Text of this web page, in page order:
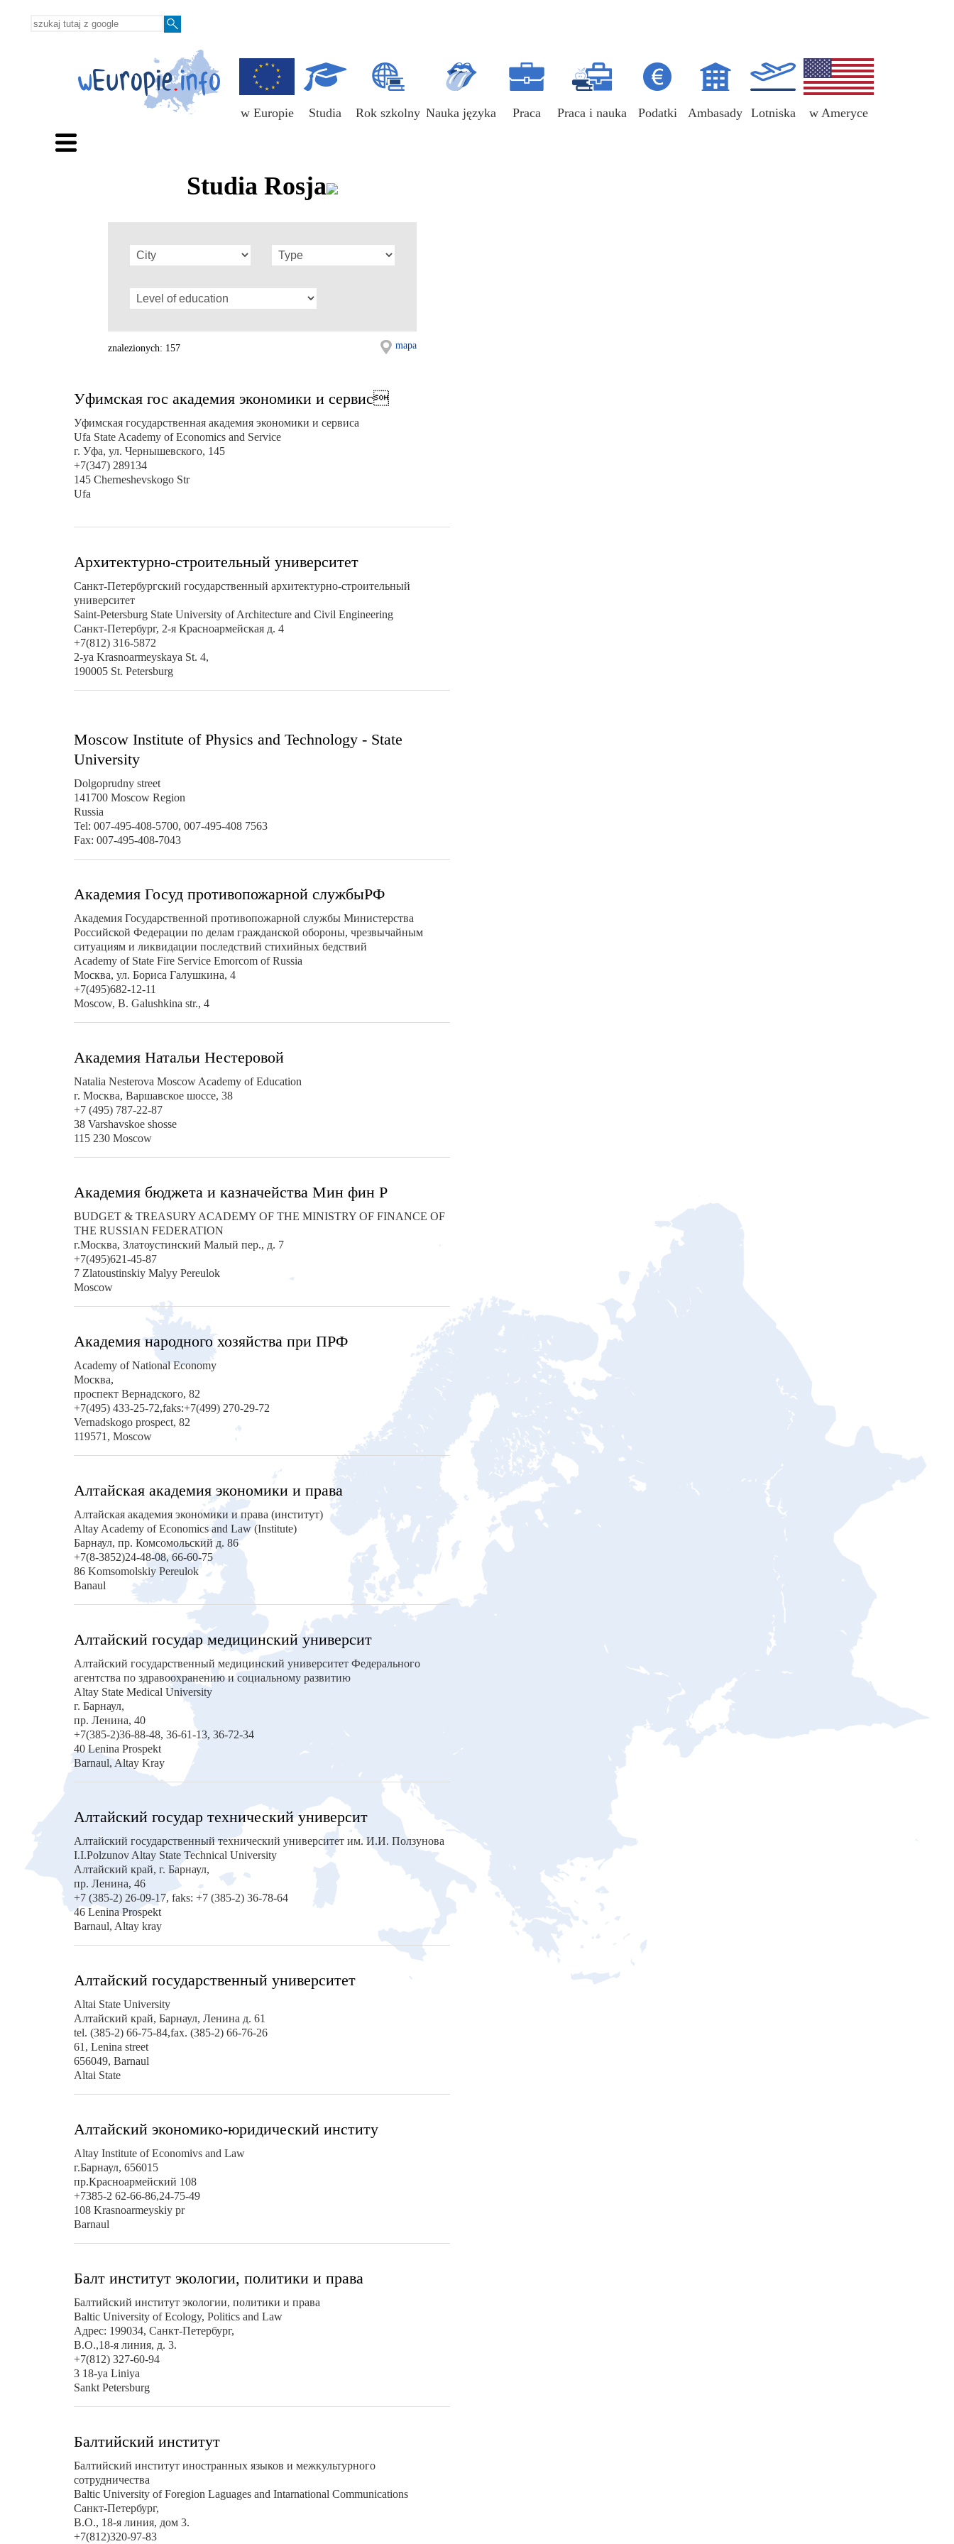
w Europie Studia Rok szkolny Nauka języka Praca Praca i nauka Podatki Ambasady Lotniska w Ameryce
Studia Rosja
znalezionych: 157 mapa
Уфимская гос академия экономики и сервис
Уфимская государственная академия экономики и сервиса
Ufa State Academy of Economics and Service
г. Уфа, ул. Чернышевского, 145
+7(347) 289134
145 Cherneshevskogo Str
Ufa
Aрхитектурно-строительный университет
Санкт-Петербургский государственный архитектурно-строительный
университет
Saint-Petersburg State University of Architecture and Civil Engineering
Санкт-Петербург, 2-я Красноармейская д. 4
+7(812) 316-5872
2-ya Krasnoarmeyskaya St. 4,
190005 St. Petersburg
Moscow Institute of Physics and Technology - State
University
Dolgoprudny street
141700 Moscow Region
Russia
Tel: 007-495-408-5700, 007-495-408 7563
Fax: 007-495-408-7043
Академия Госуд противопожарной службыРФ
Академия Государственной противопожарной службы Министерства
Российской Федерации по делам гражданской обороны, чрезвычайным
ситуациям и ликвидации последствий стихийных бедствий
Academy of State Fire Service Emorcom of Russia
Москва, ул. Бориса Галушкина, 4
+7(495)682-12-11
Moscow, B. Galushkina str., 4
Академия Натальи Нестеровой
Natalia Nesterova Moscow Academy of Education
г. Москва, Варшавское шоссе, 38
+7 (495) 787-22-87
38 Varshavskoe shosse
115 230 Moscow
Академия бюджета и казначейства Мин фин Р
BUDGET & TREASURY ACADEMY OF THE MINISTRY OF FINANCE OF
THE RUSSIAN FEDERATION
г.Москва, Златоустинский Малый пер., д. 7
+7(495)621-45-87
7 Zlatoustinskiy Malyy Pereulok
Moscow
Академия народного хозяйства при ПРФ
Academy of National Economy
Москва,
проспект Вернадского, 82
+7(495) 433-25-72,faks:+7(499) 270-29-72
Vernadskogo prospect, 82
119571, Moscow
Алтайская академия экономики и права
Алтайская академия экономики и права (институт)
Altay Academy of Economics and Law (Institute)
Барнаул, пр. Комсомольский д. 86
+7(8-3852)24-48-08, 66-60-75
86 Komsomolskiy Pereulok
Banaul
Алтайский государ медицинский университ
Алтайский государственный медицинский университет Федерального
агентства по здравоохранению и социальному развитию
Altay State Medical University
г. Барнаул,
пр. Ленина, 40
+7(385-2)36-88-48, 36-61-13, 36-72-34
40 Lenina Prospekt
Barnaul, Altay Kray
Алтайский государ технический университ
Алтайский государственный технический университет им. И.И. Ползунова
I.I.Polzunov Altay State Technical University
Алтайский край, г. Барнаул,
пр. Ленина, 46
+7 (385-2) 26-09-17, faks: +7 (385-2) 36-78-64
46 Lenina Prospekt
Barnaul, Altay kray
Алтайский государственный университет
Altai State University
Алтайский край, Барнаул, Ленина д. 61
tel. (385-2) 66-75-84,fax. (385-2) 66-76-26
61, Lenina street
656049, Barnaul
Altai State
Алтайский экономико-юридический институ
Altay Institute of Economivs and Law
г.Барнаул, 656015
пр.Красноармейский 108
+7385-2 62-66-86,24-75-49
108 Krasnoarmeyskiy pr
Barnaul
Балт институт экологии, политики и права
Балтийский институт экологии, политики и права
Baltic University of Ecology, Politics and Law
Адрес: 199034, Санкт-Петербург,
В.О.,18-я линия, д. 3.
+7(812) 327-60-94
3 18-ya Liniya
Sankt Petersburg
Балтийский институт
Балтийский институт иностранных языков и межкультурного
сотрудничества
Baltic University of Foregion Laguages and Intarnational Communications
Санкт-Петербург,
В.О., 18-я линия, дом 3.
+7(812)320-97-83